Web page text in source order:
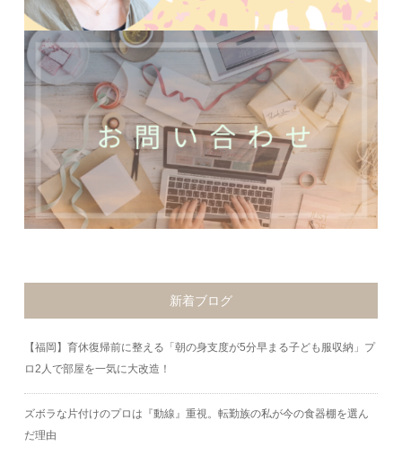
新着ブログ
【福岡】育休復帰前に整える「朝の身支度が5分早まる子ども服収納」プ
ロ2人で部屋を一気に大改造！
ズボラな片付けのプロは『動線』重視。転勤族の私が今の食器棚を選ん
だ理由